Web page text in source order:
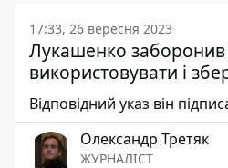
17:33, 26 вересня 2023
Лукашенко заборонив
використовувати і
Відповідний указ він
Олександр Третяк
ЖУРНАЛІСТ